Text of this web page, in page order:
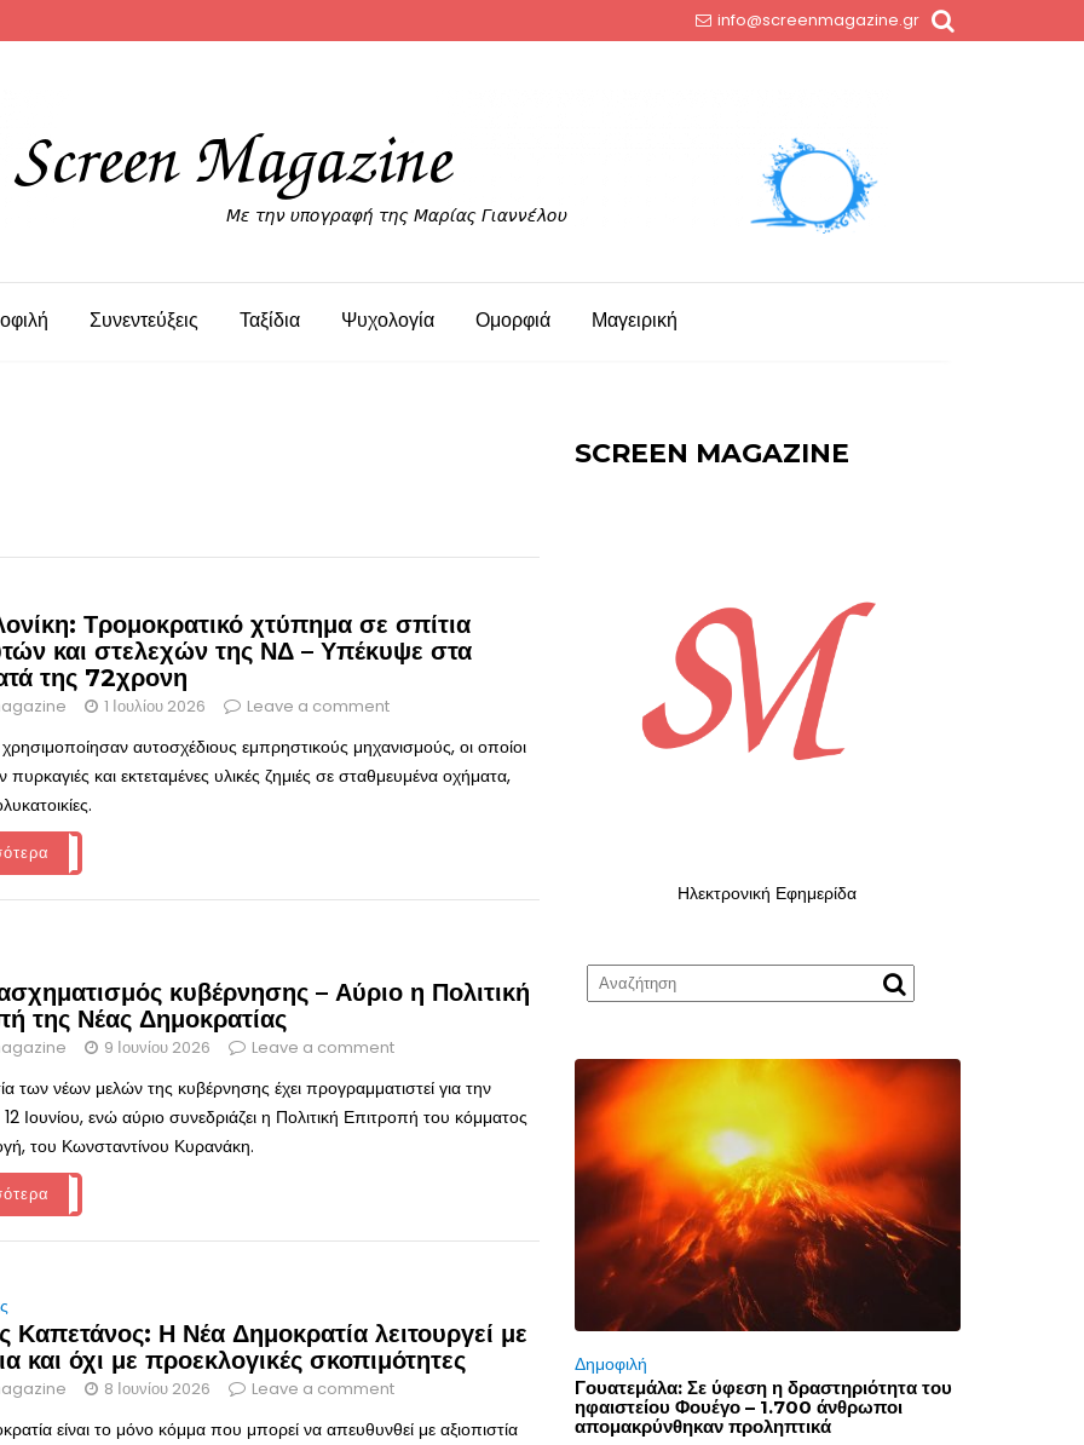
info@screenmagazine.gr
Συνεντεύξεις Ταξίδια Ψυχολογία Ομορφιά Μαγειρική
Τρομοκρατικό χτύπημα σε σπίτια
και στελεχών της ΝΔ – Υπέκυψε στα
της 72χρονη
1 Ιουλίου 2026 Leave a comment
αυτοσχέδιους εμπρηστικούς μηχανισμούς, οι οποίοι
και εκτεταμένες υλικές ζημιές σε σταθμευμένα οχήματα,
κυβέρνησης – Αύριο η Πολιτική
της Νέας Δημοκρατίας
9 Ιουνίου 2026 Leave a comment
των νέων μελών της κυβέρνησης έχει προγραμματιστεί για την
Ιουνίου, ενώ αύριο συνεδριάζει η Πολιτική Επιτροπή του κόμματος
του Κωνσταντίνου Κυρανάκη.
Καπετάνος: Η Νέα Δημοκρατία λειτουργεί με
και όχι με προεκλογικές σκοπιμότητες
8 Ιουνίου 2026 Leave a comment
είναι το μόνο κόμμα που μπορεί να απευθυνθεί με αξιοπιστία
SCREEN MAGAZINE
Ηλεκτρονική Εφημερίδα
Δημοφιλή
Γουατεμάλα: Σε ύφεση η δραστηριότητα του
ηφαιστείου Φουέγο – 1.700 άνθρωποι
απομακρύνθηκαν προληπτικά